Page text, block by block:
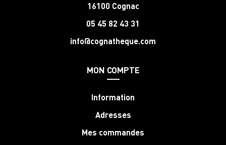
16100 Cognac
05 45 82 43 31
info@cognatheque.com
MON COMPTE
Information
Adresses
Mes commandes